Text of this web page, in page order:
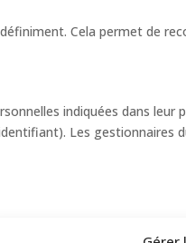
Cela permet de
indiquées dans leur
Les gestionnaires